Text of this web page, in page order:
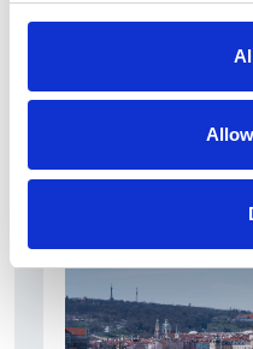
La crescita
Camic e Soci
Overview
Repubblica Ceca